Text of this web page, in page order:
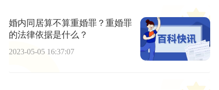
婚内同居算不算重婚罪？重婚罪
的法律依据是什么？
2023-05-05 16:37:07